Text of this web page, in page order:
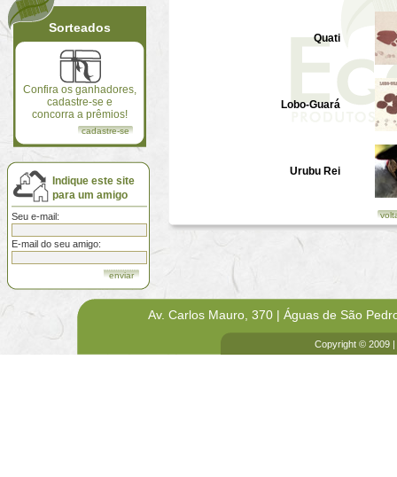
Sorteados
Confira os ganhadores,
cadastre-se e
concorra a prêmios!
cadastre-se
Indique este site
para um amigo
Seu e-mail:
E-mail do seu amigo:
Quati
Lobo-Guará
Urubu Rei
Av. Carlos Mauro, 370 | Águas de São
Copyright © 2009